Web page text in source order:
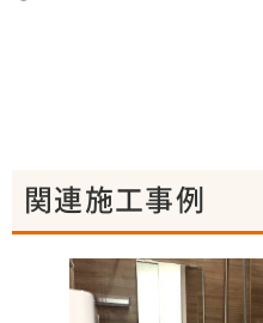
関連施工事例